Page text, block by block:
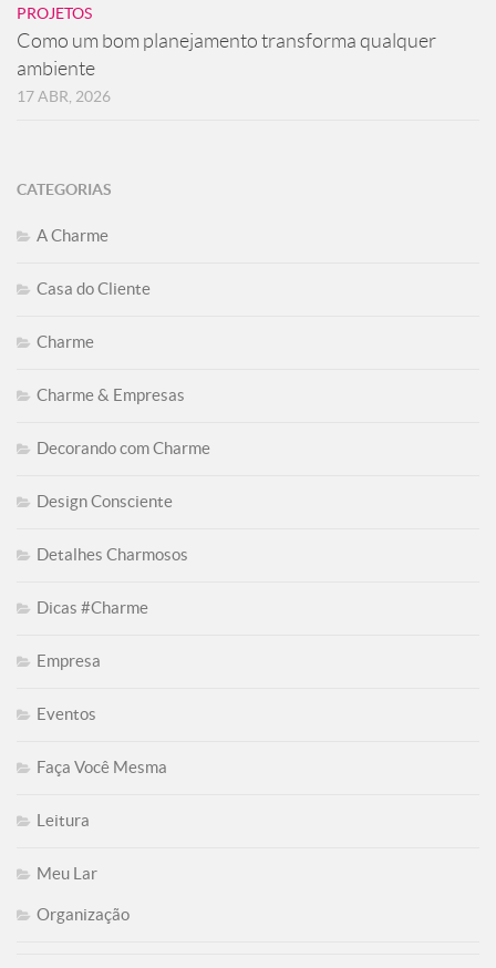
PROJETOS
Como um bom planejamento transforma qualquer
ambiente
17 ABR, 2026
CATEGORIAS
A Charme
Casa do Cliente
Charme
Charme & Empresas
Decorando com Charme
Design Consciente
Detalhes Charmosos
Dicas #Charme
Empresa
Eventos
Faça Você Mesma
Leitura
Meu Lar
Organização